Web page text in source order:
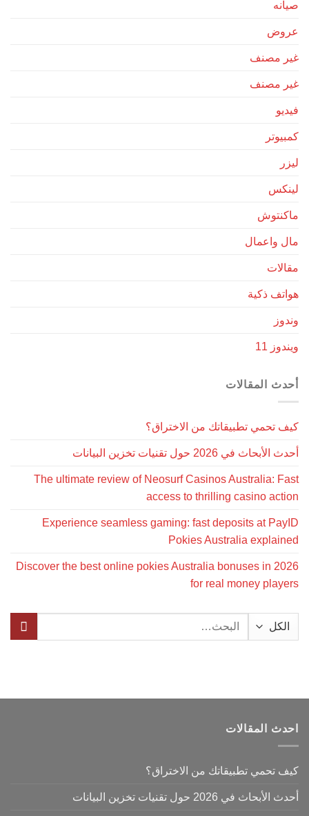
صيانه
عروض
غير مصنف
غير مصنف
فيديو
كمبيوتر
ليزر
لينكس
ماكنتوش
مال واعمال
مقالات
هواتف ذكية
وندوز
ويندوز 11
أحدث المقالات
كيف تحمي تطبيقاتك من الاختراق؟
أحدث الأبحاث في 2026 حول تقنيات تخزين البيانات
The ultimate review of Neosurf Casinos Australia: Fast
access to thrilling casino action
Experience seamless gaming: fast deposits at PayID
Pokies Australia explained
Discover the best online pokies Australia bonuses in 2026
for real money players
البحث
احدث المقالات
كيف تحمي تطبيقاتك من الاختراق؟
أحدث الأبحاث في 2026 حول تقنيات تخزين البيانات